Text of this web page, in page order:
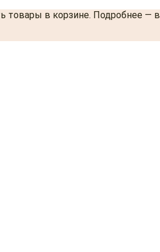
товары в корзине. Подробнее — в